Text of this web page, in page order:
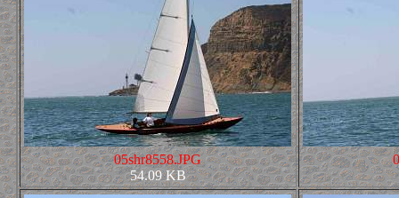
05shr8558.JPG
54.09 KB